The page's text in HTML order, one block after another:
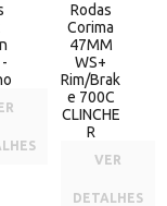
Rodas
Corima
47MM
WS+
Rim/Brak
e 700C
CLINCHE
R
VER
DETALHES